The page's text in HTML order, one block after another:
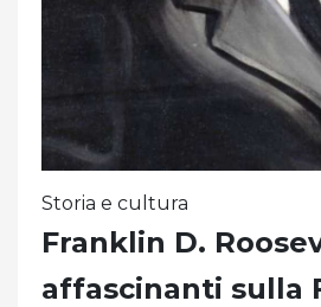
Storia e cultura
Franklin D.
affascinanti sulla